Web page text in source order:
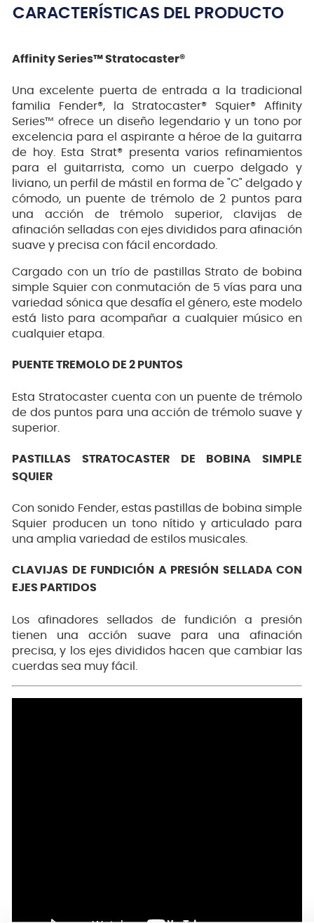
CARACTERÍSTICAS DEL PRODUCTO
Affinity Series™ Stratocaster®
Una excelente puerta de entrada a la tradicional
familia Fender®, la Stratocaster® Squier® Affinity
Series™ ofrece un diseño legendario y un tono por
excelencia para el aspirante a héroe de la guitarra
de hoy. Esta Strat® presenta varios refinamientos
para el guitarrista, como un cuerpo delgado y
liviano, un perfil de mástil en forma de "C" delgado y
cómodo, un puente de trémolo de 2 puntos para
una acción de trémolo superior, clavijas de
afinación selladas con ejes divididos para afinación
suave y precisa con fácil encordado.
Cargado con un trío de pastillas Strato de bobina
simple Squier con conmutación de 5 vías para una
variedad sónica que desafía el género, este modelo
está listo para acompañar a cualquier músico en
cualquier etapa.
PUENTE TREMOLO DE 2 PUNTOS
Esta Stratocaster cuenta con un puente de trémolo
de dos puntos para una acción de trémolo suave y
superior.
PASTILLAS STRATOCASTER DE BOBINA SIMPLE
SQUIER
Con sonido Fender, estas pastillas de bobina simple
Squier producen un tono nítido y articulado para
una amplia variedad de estilos musicales.
CLAVIJAS DE FUNDICIÓN A PRESIÓN SELLADA CON
EJES PARTIDOS
Los afinadores sellados de fundición a presión
tienen una acción suave para una afinación
precisa, y los ejes divididos hacen que cambiar las
cuerdas sea muy fácil.